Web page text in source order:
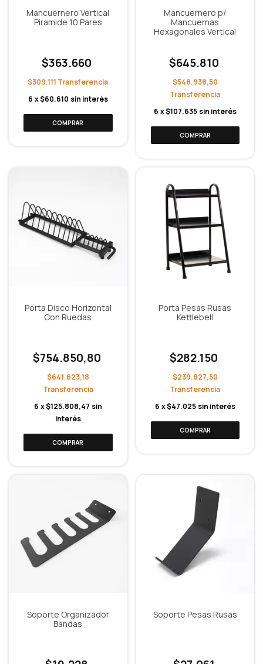
Mancuernero Vertical
Piramide 10 Pares
$363.660
$309.111
6 x$60.610 sin interés
Mancuernero p/
Mancuernas
Hexagonales Vertical
$645.810
$548.938,50
6 x$107.635 sin interés
Porta Disco Horizontal
Con Ruedas
$754.850,80
$641.623,18
6 x$125.808,47 sin
interés
Porta Pesas Rusas
Kettlebell
$282.150
$239.827,50
6 x$47.025 sin interés
Soporte Organizador
Bandas
Soporte Pesas Rusas